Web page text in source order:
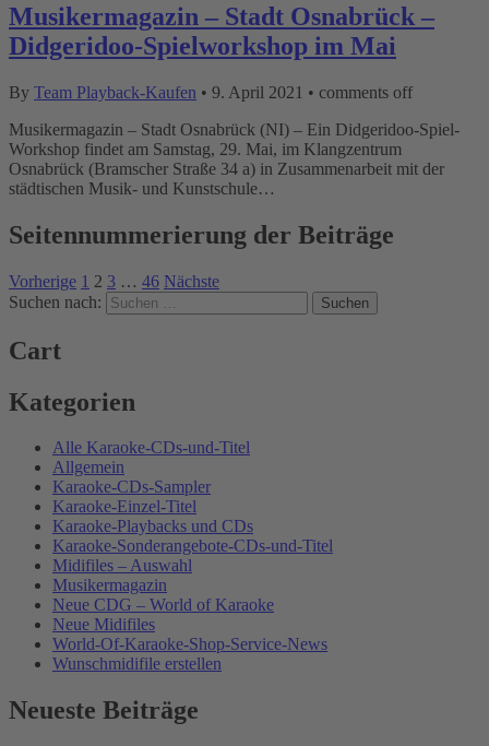
Musikermagazin – Stadt Osnabrück –
Didgeridoo-Spielworkshop im Mai
By Team Playback-Kaufen • 9. April 2021 • comments off
Musikermagazin – Stadt Osnabrück (NI) – Ein Didgeridoo-Spiel-
Workshop findet am Samstag, 29. Mai, im Klangzentrum
Osnabrück (Bramscher Straße 34 a) in Zusammenarbeit mit der
städtischen Musik- und Kunstschule…
Seitennummerierung der Beiträge
Vorherige 1 2 3 … 46 Nächste
Suchen nach:
Cart
Kategorien
Alle Karaoke-CDs-und-Titel
Allgemein
Karaoke-CDs-Sampler
Karaoke-Einzel-Titel
Karaoke-Playbacks und CDs
Karaoke-Sonderangebote-CDs-und-Titel
Midifiles – Auswahl
Musikermagazin
Neue CDG – World of Karaoke
Neue Midifiles
World-Of-Karaoke-Shop-Service-News
Wunschmidifile erstellen
Neueste Beiträge